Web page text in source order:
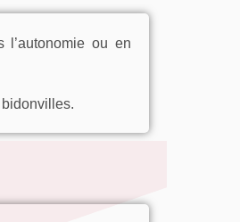
l’autonomie ou en